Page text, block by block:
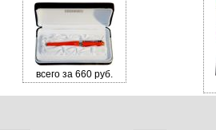
всего за 660 руб.